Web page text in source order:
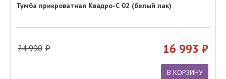
Тумба прикроватная Квадро-С 02 (белый лак)
24 990 16 993
В КОРЗИНУ